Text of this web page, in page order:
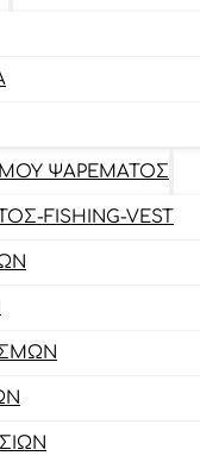
ΨΑΡΈΜΑΤΟΣ
FISHING-VEST